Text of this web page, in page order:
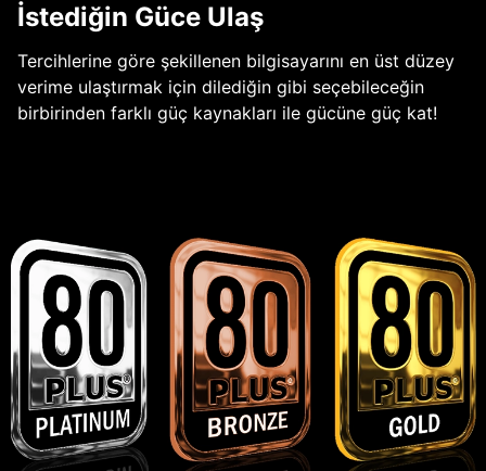
İstediğin Güce Ulaş
Tercihlerine göre şekillenen bilgisayarını en üst düzey
verime ulaştırmak için dilediğin gibi seçebileceğin
birbirinden farklı güç kaynakları ile gücüne güç kat!